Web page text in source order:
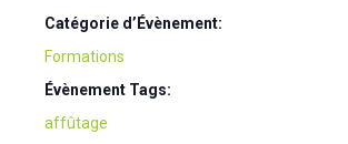
Catégorie d’Évènement:
Formations
Évènement Tags:
affûtage